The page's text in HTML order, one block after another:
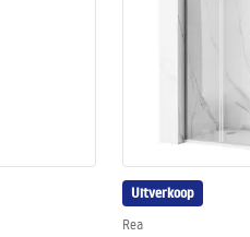
Uitverkoop
Rea